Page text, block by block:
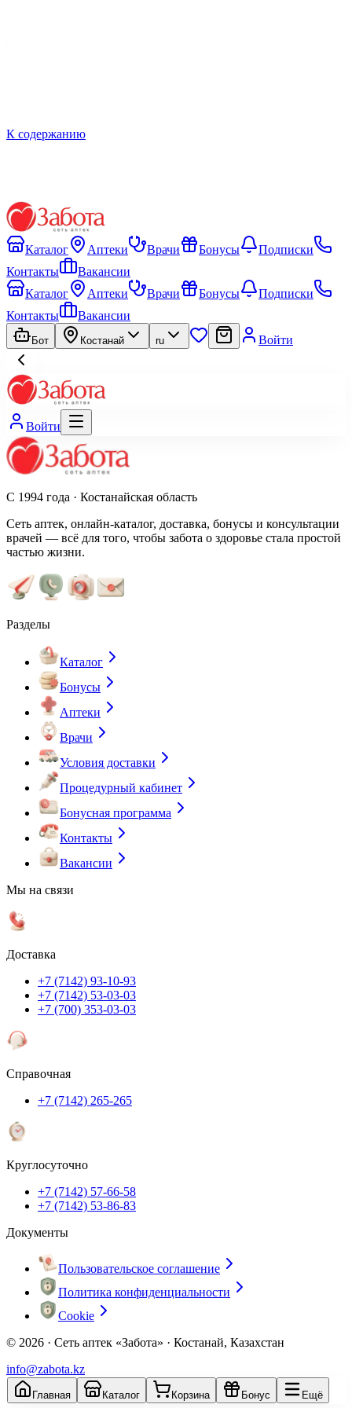
К содержанию
Каталог Аптеки Врачи Бонусы
Подписки
Контакты
Вакансии
Каталог
Аптеки Врачи Бонусы
Подписки
Контакты
Вакансии
Бот Костанай ru Войти
Войти
С 1994 года · Костанайская область
Сеть аптек, онлайн-каталог, доставка, бонусы и консультации
врачей — всё для того, чтобы забота о здоровье стала простой
частью жизни.
Разделы
Каталог
Бонусы
Аптеки
Врачи
Условия доставки
Процедурный кабинет
Бонусная программа
Контакты
Вакансии
Мы на связи
Доставка
+7 (7142) 93-10-93
+7 (7142) 53-03-03
+7 (700) 353-03-03
Справочная
+7 (7142) 265-265
Круглосуточно
+7 (7142) 57-66-58
+7 (7142) 53-86-83
Документы
Пользовательское соглашение
Политика конфиденциальности
Cookie
© 2026 · Сеть аптек «Забота» · Костанай, Казахстан
info@zabota.kz
Главная Каталог Корзина Бонус Ещё